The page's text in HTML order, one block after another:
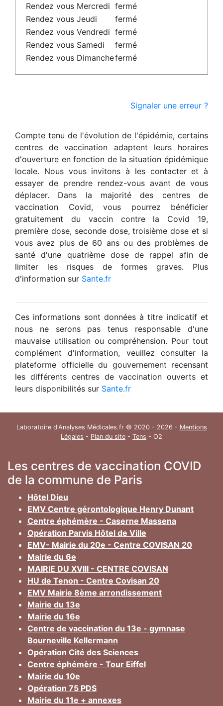
Rendez vous Mercredi fermé
Rendez vous Jeudi
fermé
Rendez vous Vendredi fermé
Rendez vous Samedi
fermé
Rendez vous Dimanchefermé
Signaler une erreur ?
Compte tenu de l'évolution de l'épidémie, certains
centres de vaccination adaptent leurs horaires
d'ouverture en fonction de la situation épidémique
locale. Nous vous invitons à les contacter et à
essayer de prendre rendez-vous avant de vous
déplacer. Dans la majorité des centres de
vaccination Covid, vous pourrez bénéficier
gratuitement du vaccin contre la Covid 19,
première dose, seconde dose, troisième dose et si
vous avez plus de 60 ans ou des problèmes de
santé d'une quatrième dose de rappel afin de
limiter les risques de formes graves. Plus
d'information sur Sante.fr
Ces informations sont données à titre indicatif et
nous ne serons pas tenus responsable d'une
mauvaise utilisation ou compréhension. Pour tout
complément d'information, veuillez consulter la
plateforme officielle du gouvernement recensant
les différents centres de vaccination ouverts et
leurs disponibilités sur Sante.fr
Laboratoire d'Analyses Médicales.fr © 2020 - 2026 - Mentions
Légales - Plan du site - Tens - O2
Les centres de vaccination COVID
de la commune de Paris
Hôtel Dieu
EMV Centre gérontologique Henry Dunant
Centre éphémère - Caserne Massena
Opération Parvis Hôtel de Ville
EMV- Mairie du 20e - Centre COVISAN 20
Mairie du 6e
MAIRIE DU XVIII - CENTRE COVISAN
HU de Tenon - Centre Covisan 20
EMV Mairie 8ème arrondissement
Mairie du 13e
Mairie du 16e
Centre de vaccination du 13e - gymnase
Bourneville Kellermann
Opération Cité des Sciences
Centre éphémère - Tour Eiffel
Mairie du 10e
Opération 75 PDS
Mairie du 11e + annexes